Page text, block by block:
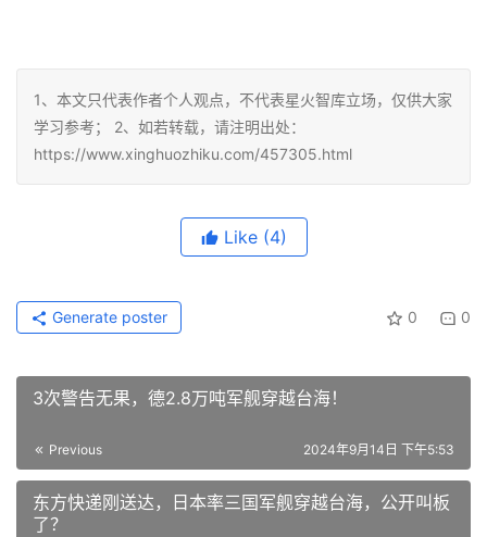
1、本文只代表作者个人观点，不代表星火智库立场，仅供大家
学习参考； 2、如若转载，请注明出处：
https://www.xinghuozhiku.com/457305.html
Like (4)
0 0
Generate poster
3次警告无果，德2.8万吨军舰穿越台海！
Previous 2024年9月14日 下午5:53
东方快递刚送达，日本率三国军舰穿越台海，公开叫板
了？